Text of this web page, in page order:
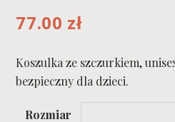
77.00 zł
Koszulka ze szczurkiem,
bezpieczny dla dzieci.
Rozmiar